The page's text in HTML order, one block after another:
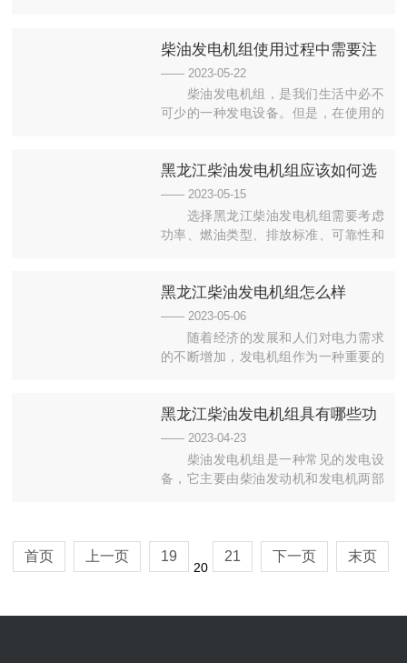
最高的柴油发电机组。首先，我们需要
了解柴油发电机组的关键参数。一般来
说，发电机组的功率和转速是决定价格
的主要因素。在选择时，我们需要根据
柴油发电机组使用过程中需要注
意的细节
—— 2023-05-22
柴油发电机组，是我们生活中必不
可少的一种发电设备。但是，在使用的
期更换机油和滤芯，以保证发电机组的
正常运行。其次，要注意不要让机器长
时间处于高负荷状态，否则会影响其寿
命。同时，在运行过程中，还需注意防
黑龙江柴油发电机组应该如何选
择？
—— 2023-05-15
选择黑龙江柴油发电机组需要考虑
功率、燃油类型、排放标准、可靠性和
的燃油类型和排放标准，以确保发电机
组可靠稳定运行。同时，综合考虑购买
和运行成本。在选择柴油发电机组时，
需要弄清楚其功率显示，不要将KVA和
黑龙江柴油发电机组怎么样
—— 2023-05-06
随着经济的发展和人们对电力需求
的不断增加，发电机组作为一种重要的
机组备受关注。那么，黑龙江柴油发电
机组怎么样呢？首先，黑龙江柴油发电
机组的品牌较为知名，具有一定的市场
影响力。黑龙江柴油发电机组是黑龙江
黑龙江柴油发电机组具有哪些功
能，带你了解？
—— 2023-04-23
柴油发电机组是一种常见的发电设
备，它主要由柴油发动机和发电机两部
产生的机械能转化为电能，为各种电器
设备提供电力供应。柴油发电机组可以
首页 上一页 19
20
21 下一页 末页